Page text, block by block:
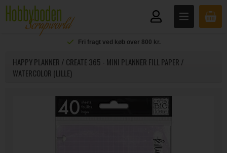
Fri fragt ved køb over 800 kr.
HAPPY PLANNER / CREATE 365 - MINI PLANNER FILL PAPER /
WATERCOLOR (LILLE)